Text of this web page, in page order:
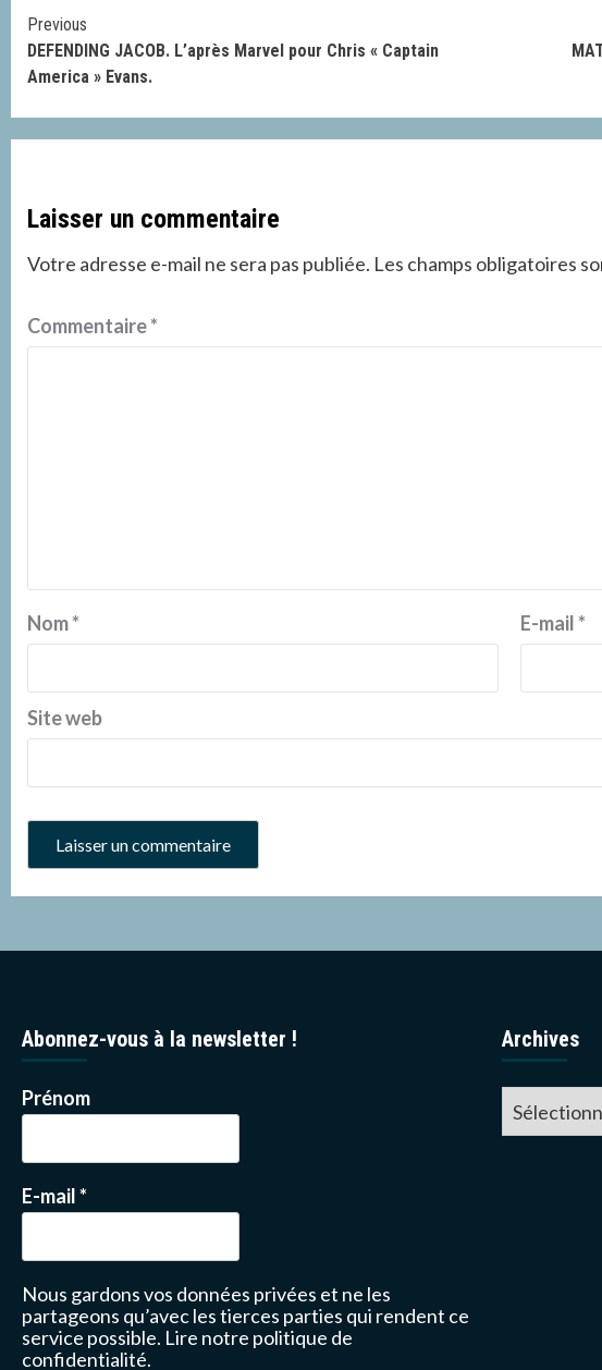
Continue
Reading
Previous
DEFENDING JACOB. L’après Marvel pour Chris « Captain
America » Evans.
Laisser un commentaire
Votre adresse e-mail ne sera pas publiée. Les champs obligatoires
Commentaire*
Nom* E-mail*
Site web
Abonnez-vous à la newsletter !
Prénom
E-mail*
Nous gardons vos données privées et ne les
partageons qu’avec les tierces parties qui rendent ce
service possible. Lire notre politique de
confidentialité.
Archives
Archives